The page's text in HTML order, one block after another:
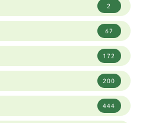
7
30
1
59
83
2
67
172
200
444